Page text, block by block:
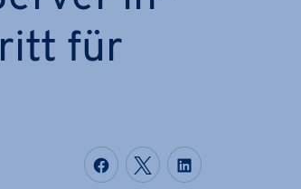
für
Auf Facebook teilen
Auf Twitter
Auf